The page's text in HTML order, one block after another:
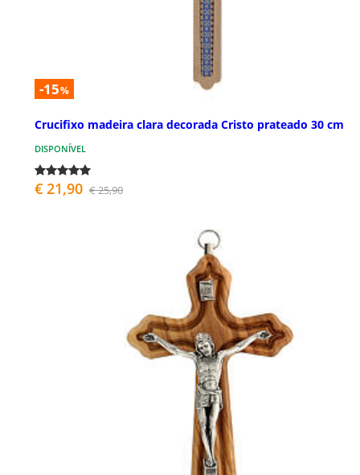
-15%
Crucifixo madeira clara decorada Cristo prateado 30 cm
DISPONÍVEL
€ 21,90 € 25,90